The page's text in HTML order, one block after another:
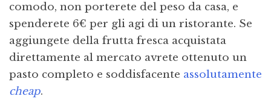
comodo, non porterete del peso da casa, e
spenderete 6€ per gli agi di un ristorante. Se
aggiungete della frutta fresca acquistata
direttamente al mercato avrete ottenuto un
pasto completo e soddisfacente assolutamente
cheap.